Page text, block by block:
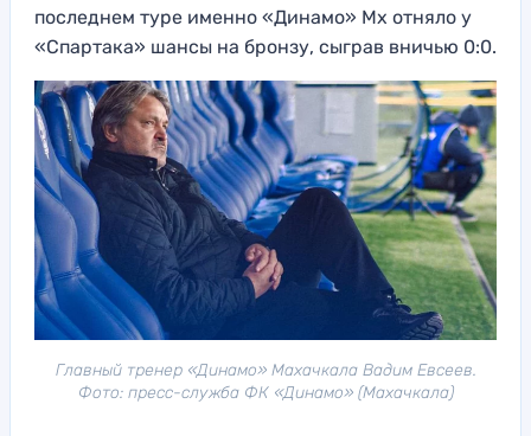
последнем туре именно «Динамо» Мх отняло у
«Спартака» шансы на бронзу, сыграв вничью 0:0.
Главный тренер «Динамо» Махачкала Вадим Евсеев.
Фото: пресс-служба ФК «Динамо» (Махачкала)